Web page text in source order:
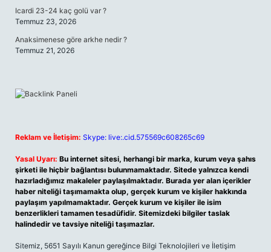
Icardi 23-24 kaç golü var ?
Temmuz 23, 2026
Anaksimenese göre arkhe nedir ?
Temmuz 21, 2026
Reklam ve İletişim: Skype: live:.cid.575569c608265c69
Yasal Uyarı: Bu internet sitesi, herhangi bir marka, kurum veya şahıs
şirketi ile hiçbir bağlantısı bulunmamaktadır. Sitede yalnızca kendi
hazırladığımız makaleler paylaşılmaktadır. Burada yer alan içerikler
haber niteliği taşımamakta olup, gerçek kurum ve kişiler hakkında
paylaşım yapılmamaktadır. Gerçek kurum ve kişiler ile isim
benzerlikleri tamamen tesadüfidir. Sitemizdeki bilgiler taslak
halindedir ve tavsiye niteliği taşımazlar.
Sitemiz, 5651 Sayılı Kanun gereğince Bilgi Teknolojileri ve İletişim